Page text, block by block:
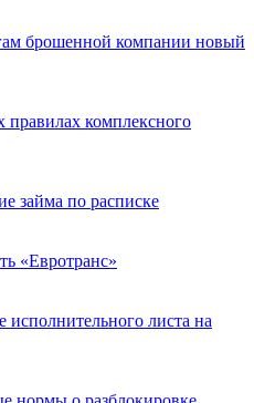
брошенной компании новый
комплексного
займа по расписке
«Евротранс»
исполнительного листа на